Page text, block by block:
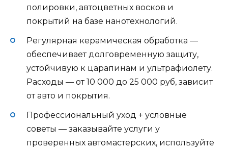
полировки, автоцветных восков и
покрытий на базе нанотехнологий.
Регулярная керамическая обработка —
обеспечивает долговременную защиту,
устойчивую к царапинам и ультрафиолету.
Расходы — от 10 000 до 25 000 руб, зависит
от авто и покрытия.
Профессиональный уход + условные
советы — заказывайте услуги у
проверенных автомастерских, используйте